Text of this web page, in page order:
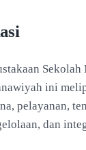
Sekolah
ini
pelayanan,
dan